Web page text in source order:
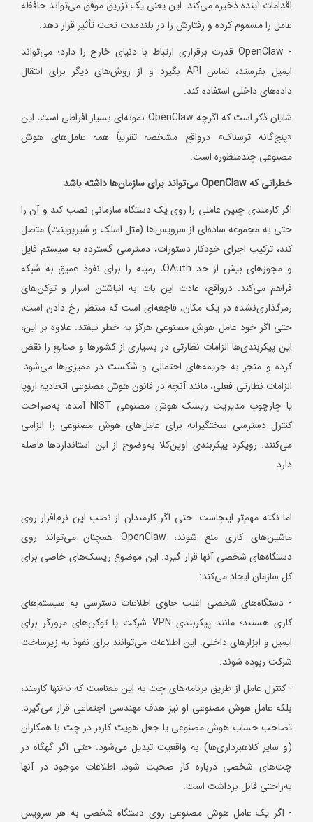
اقدامات آینده ذخیره می‌کند. این یعنی یک تزریق موفق می‌تواند حافظه
عامل را مسموم کرده و رفتارش را در بلندمدت تحت تأثیر قرار دهد.
- OpenClaw قدرت برقراری ارتباط با دنیای خارج را دارد؛ می‌تواند
ایمیل بفرستد، تماس API بگیرد و از روش‌های دیگر برای انتقال
داده‌های داخلی استفاده کند.
شایان ذکر است که اگرچه OpenClaw نمونه‌ای بسیار افراطی است، این
«پنج‌گانه ترسناک» درواقع مشخصه تقریباً همه عامل‌های هوش
مصنوعی چندمنظوره است.
خطراتی کهOpenClawمی‌تواند برای سازمان‌ها داشته باشد
اگر کارمندی چنین عاملی را روی یک دستگاه سازمانی نصب کند و آن را
حتی به مجموعه ساده‌ای از سرویس‌ها (مثل اسلک و شیرپوینت) متصل
کند، ترکیب اجرای خودکار دستورات، دسترسی گسترده به سیستم فایل
و مجوزهای بیش از حد OAuth، زمینه را برای نفوذ عمیق به شبکه
فراهم می‌کند. درواقع، عادت این بات به انباشتن اسرار و توکن‌های
رمزگذاری‌نشده در یک مکان، فاجعه‌ای است که منتظر رخ دادن است،
حتی اگر خود عامل هوش مصنوعی هرگز به خطر نیفتد. علاوه بر این،
این پیکربندی‌ها الزامات نظارتی در بسیاری از کشورها و صنایع را نقض
کرده و منجر به جریمه‌های احتمالی و شکست در ممیزی‌ها می‌شود.
الزامات نظارتی فعلی، مانند آنچه در قانون هوش مصنوعی اتحادیه اروپا
یا چارچوب مدیریت ریسک هوش مصنوعی NIST آمده، به‌صراحت
کنترل دسترسی سختگیرانه برای عامل‌های هوش مصنوعی را الزامی
می‌کنند. رویکرد پیکربندی اوپن‌کلا به‌وضوح از این استانداردها فاصله
دارد.
اما نکته مهم‌تر اینجاست: حتی اگر کارمندان از نصب این نرم‌افزار روی
ماشین‌های کاری منع شوند، OpenClaw همچنان می‌تواند روی
دستگاه‌های شخصی آنها قرار گیرد. این موضوع ریسک‌های خاصی برای
کل سازمان ایجاد می‌کند:
- دستگاه‌های شخصی اغلب حاوی اطلاعات دسترسی به سیستم‌های
کاری هستند؛ مانند پیکربندی VPN شرکت یا توکن‌های مرورگر برای
ایمیل و ابزارهای داخلی. این اطلاعات می‌توانند برای نفوذ به زیرساخت
شرکت ربوده شوند.
- کنترل عامل از طریق برنامه‌های چت به این معناست که نه‌تنها کارمند،
بلکه عامل هوش مصنوعی او نیز هدف مهندسی اجتماعی قرار می‌گیرد.
تصاحب حساب هوش مصنوعی یا جعل هویت کاربر در چت با همکاران
(و سایر کلاهبرداری‌ها) به واقعیت تبدیل می‌شود. حتی اگر گهگاه در
چت‌های شخصی درباره کار صحبت شود، اطلاعات موجود در آنها
به‌راحتی قابل برداشت است.
- اگر یک عامل هوش مصنوعی روی دستگاه شخصی به هر سرویس